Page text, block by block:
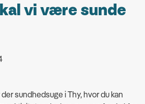
vi være sunde
der sundhedsuge i Thy, hvor du kan